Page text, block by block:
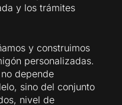
y los trámites
y construimos
personalizadas.
depende
sino del conjunto
nivel de